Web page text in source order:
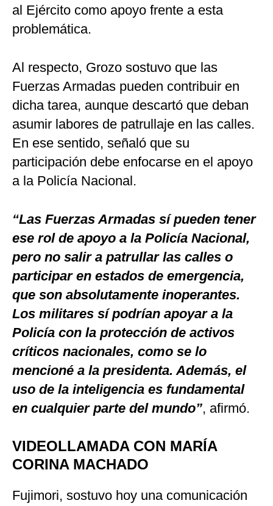
al Ejército como apoyo frente a esta
problemática.
Al respecto, Grozo sostuvo que las
Fuerzas Armadas pueden contribuir en
dicha tarea, aunque descartó que deban
asumir labores de patrullaje en las calles.
En ese sentido, señaló que su
participación debe enfocarse en el apoyo
a la Policía Nacional.
“Las Fuerzas Armadas sí pueden tener
ese rol de apoyo a la Policía Nacional,
pero no salir a patrullar las calles o
participar en estados de emergencia,
que son absolutamente inoperantes.
Los militares sí podrían apoyar a la
Policía con la protección de activos
críticos nacionales, como se lo
mencioné a la presidenta. Además, el
uso de la inteligencia es fundamental
en cualquier parte del mundo”, afirmó.
VIDEOLLAMADA CON MARÍA
CORINA MACHADO
Fujimori, sostuvo hoy una comunicación